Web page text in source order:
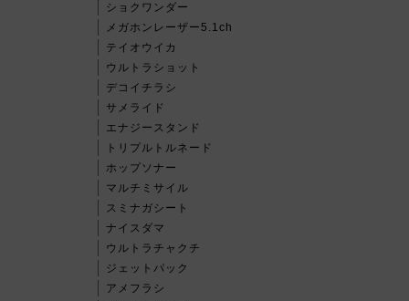
ショクワンダー
メガホンレーザー5.1ch
テイオウイカ
ウルトラショット
デコイチラシ
サメライド
エナジースタンド
トリプルトルネード
ホップソナー
マルチミサイル
スミナガシート
ナイスダマ
ウルトラチャクチ
ジェットパック
アメフラシ